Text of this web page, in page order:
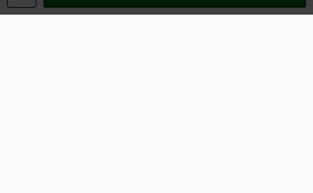
Informatie over toegankelijkheid